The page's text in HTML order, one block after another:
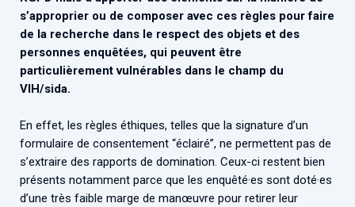
s’approprier ou de composer avec ces règles pour faire
de la recherche dans le respect des objets et des
personnes enquêtées, qui peuvent être
particulièrement vulnérables dans le champ du
VIH/sida.
En effet, les règles éthiques, telles que la signature d’un
formulaire de consentement “éclairé”, ne permettent pas de
s’extraire des rapports de domination. Ceux-ci restent bien
présents notamment parce que les enquêté·es sont doté·es
d’une très faible marge de manœuvre pour retirer leur